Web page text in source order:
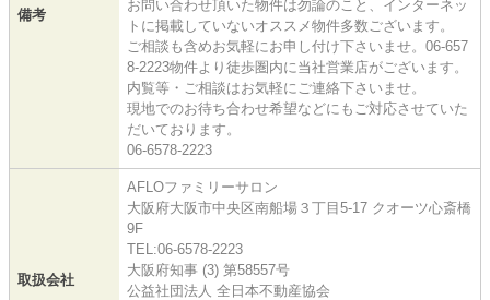
備考
お問い合わせ頂いた物件は勿論のこと、インターネッ
トに掲載していないオススメ物件多数ございます。
ご相談も含めお気軽にお申し付け下さいませ。06-657
8-2223物件より徒歩圏内に当社営業店がございます。
内覧等・ご相談はお気軽にご連絡下さいませ。
現地でのお待ち合わせ希望などにもご対応させていた
だいております。
06-6578-2223
取扱会社
AFLOファミリーサロン
大阪府大阪市中央区南船場３丁目5-17 クオーツ心斎橋
9F
TEL:06-6578-2223
大阪府知事 (3) 第58557号
公益社団法人 全日本不動産協会